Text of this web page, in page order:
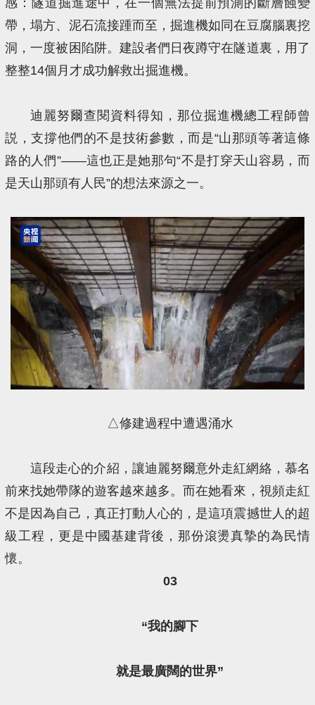
帶，塌方、泥石流接踵而至，掘進機如同在豆腐腦裏挖
洞，一度被困陷阱。建設者們日夜蹲守在隧道裏，用了
整整14個月才成功解救出掘進機。
迪麗努爾查閱資料得知，那位掘進機總工程師曾
説，支撐他們的不是技術參數，而是“山那頭等著這條
路的人們”——這也正是她那句“不是打穿天山容易，而
是天山那頭有人民”的想法來源之一。
△修建過程中遭遇涌水
這段走心的介紹，讓迪麗努爾意外走紅網絡，慕名
前來找她帶隊的遊客越來越多。而在她看來，視頻走紅
不是因為自己，真正打動人心的，是這項震撼世人的超
級工程，更是中國基建背後，那份滾燙真摯的為民情
懷。
03
“我的腳下
就是最廣闊的世界”